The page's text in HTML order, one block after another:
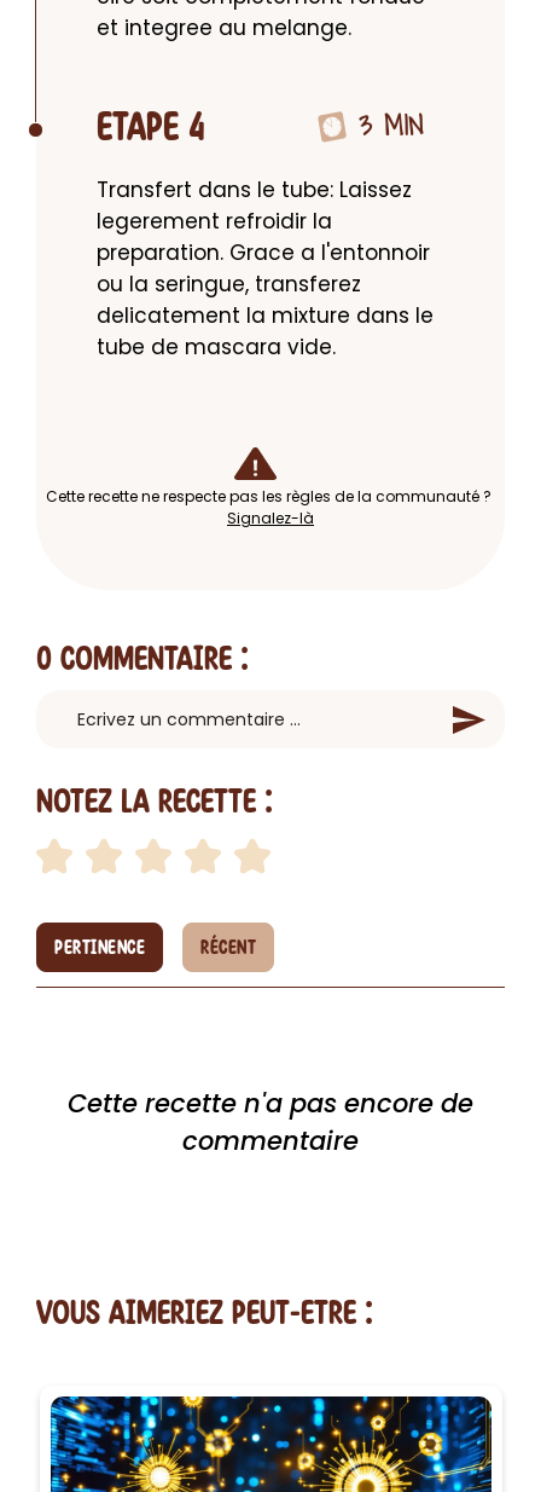
et integree au melange.
ETAPE 4 3 MIN
Transfert dans le tube: Laissez
legerement refroidir la
preparation. Grace a l'entonnoir
ou la seringue, transferez
delicatement la mixture dans le
tube de mascara vide.
Cette recette ne respecte pas les règles de la communauté ?
Signalez-là
0 Commentaire :
Notez la recette :
PERTINENCE RÉCENT
Cette recette n'a pas encore de
commentaire
vous AIMERiEZ PEUT-ETRE :